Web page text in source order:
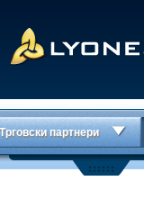
Трговски партнери